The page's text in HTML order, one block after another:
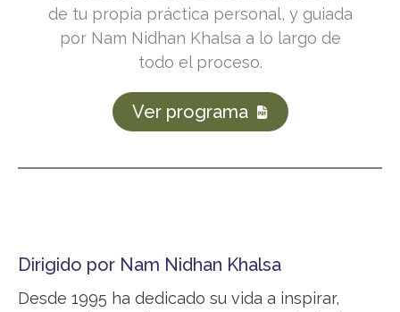
de tu propia práctica personal, y guiada
por Nam Nidhan Khalsa a lo largo de
todo el proceso.
Ver programa
Dirigido por Nam Nidhan Khalsa
Desde 1995 ha dedicado su vida a inspirar,